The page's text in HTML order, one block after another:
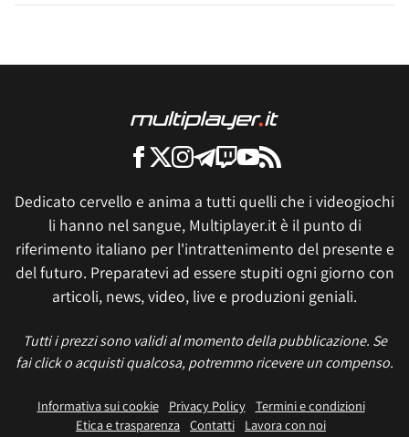
Dedicato cervello e anima a tutti quelli che i videogiochi
li hanno nel sangue, Multiplayer.it è il punto di
riferimento italiano per l'intrattenimento del presente e
del futuro. Preparatevi ad essere stupiti ogni giorno con
articoli, news, video, live e produzioni geniali.
Tutti i prezzi sono validi al momento della pubblicazione. Se
fai click o acquisti qualcosa, potremmo ricevere un compenso.
Informativa sui cookie Privacy Policy
Termini e condizioni
Etica e trasparenza Contatti Lavora con noi